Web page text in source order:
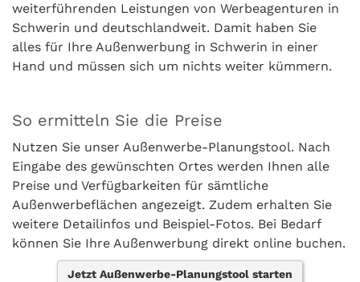
weiterführenden Leistungen von Werbeagenturen in
Schwerin und deutschlandweit. Damit haben Sie
alles für Ihre Außenwerbung in Schwerin in einer
Hand und müssen sich um nichts weiter kümmern.
So ermitteln Sie die Preise
Nutzen Sie unser Außenwerbe-Planungstool. Nach
Eingabe des gewünschten Ortes werden Ihnen alle
Preise und Verfügbarkeiten für sämtliche
Außenwerbeflächen angezeigt. Zudem erhalten Sie
weitere Detailinfos und Beispiel-Fotos. Bei Bedarf
können Sie Ihre Außenwerbung direkt online buchen.
Jetzt Außenwerbe-Planungstool starten